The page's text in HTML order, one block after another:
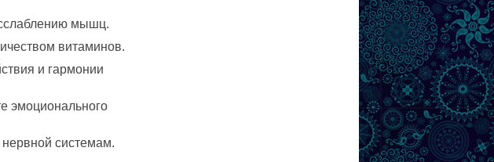
мышц.
витаминов.
и гармонии
эмоционального
нервной системам.